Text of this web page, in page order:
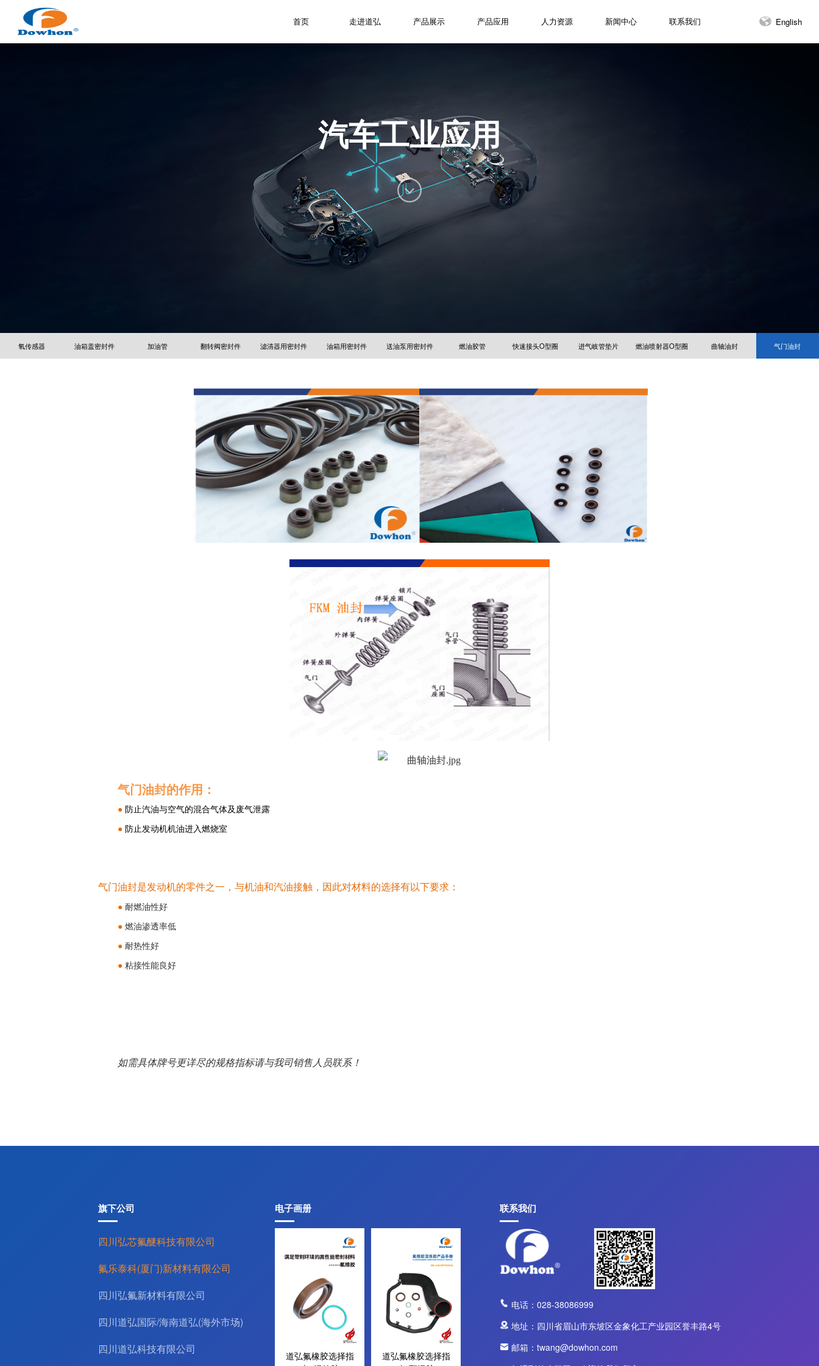
首页
走进道弘
公司介绍
发展历程
经营理念
组织架构
设备展示
氟橡胶预混胶
氟橡胶混炼胶
全氟醚橡胶
首页 走进道弘 产品展示 产品应用 人力资源 新闻中心 联系我们 English
首页 走进道弘 产品展示 产品应用 人力资源 新闻中心 联系我们 English
汽车工业应用
氧传感器 油箱盖密封件 加油管 翻转阀密封件 滤清器用密封件 油箱用密封件 送油泵用密封件 燃油胶管 快速接头O型圈 进气岐管垫片 燃油喷射器O型圈 曲轴油封 气门油封
气门油封的作用：
● 防止汽油与空气的混合气体及废气泄露
● 防止发动机机油进入燃烧室
气门油封是发动机的零件之一，与机油和汽油接触，因此对材料的选择有以下要求：
● 耐燃油性好
● 燃油渗透率低
● 耐热性好
● 粘接性能良好
如需具体牌号更详尽的规格指标请与我司销售人员联系！
旗下公司
四川弘芯氟醚科技有限公司
氟乐泰科(厦门)新材料有限公司
四川弘氟新材料有限公司
四川道弘国际/海南道弘(海外市场)
四川道弘科技有限公司
电子画册
道弘氟橡胶选择指
道弘氟橡胶选择指
联系我们
电话：028-38086999
地址：四川省眉山市东坡区金象化工产业园区誉丰路4号
邮箱：twang@dowhon.com